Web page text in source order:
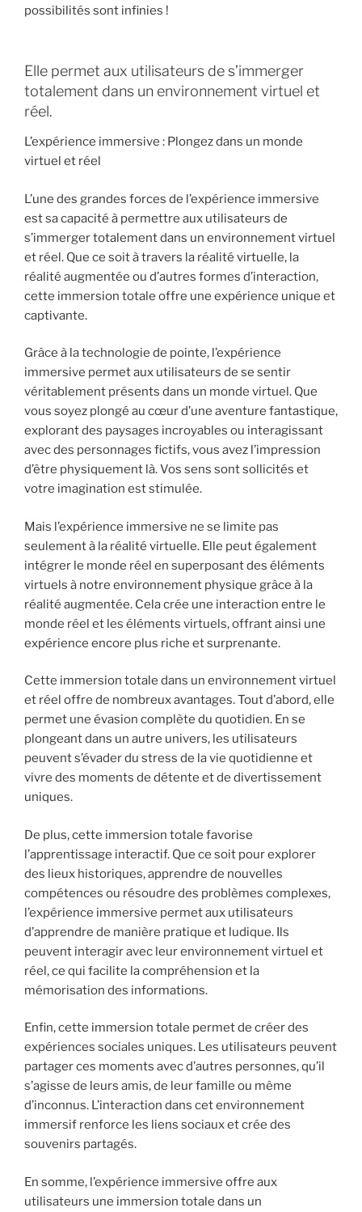
possibilités sont infinies !
Elle permet aux utilisateurs de s’immerger
totalement dans un environnement virtuel et
réel.
L’expérience immersive : Plongez dans un monde
virtuel et réel
L’une des grandes forces de l’expérience immersive
est sa capacité à permettre aux utilisateurs de
s’immerger totalement dans un environnement virtuel
et réel. Que ce soit à travers la réalité virtuelle, la
réalité augmentée ou d’autres formes d’interaction,
cette immersion totale offre une expérience unique et
captivante.
Grâce à la technologie de pointe, l’expérience
immersive permet aux utilisateurs de se sentir
véritablement présents dans un monde virtuel. Que
vous soyez plongé au cœur d’une aventure fantastique,
explorant des paysages incroyables ou interagissant
avec des personnages fictifs, vous avez l’impression
d’être physiquement là. Vos sens sont sollicités et
votre imagination est stimulée.
Mais l’expérience immersive ne se limite pas
seulement à la réalité virtuelle. Elle peut également
intégrer le monde réel en superposant des éléments
virtuels à notre environnement physique grâce à la
réalité augmentée. Cela crée une interaction entre le
monde réel et les éléments virtuels, offrant ainsi une
expérience encore plus riche et surprenante.
Cette immersion totale dans un environnement virtuel
et réel offre de nombreux avantages. Tout d’abord, elle
permet une évasion complète du quotidien. En se
plongeant dans un autre univers, les utilisateurs
peuvent s’évader du stress de la vie quotidienne et
vivre des moments de détente et de divertissement
uniques.
De plus, cette immersion totale favorise
l’apprentissage interactif. Que ce soit pour explorer
des lieux historiques, apprendre de nouvelles
compétences ou résoudre des problèmes complexes,
l’expérience immersive permet aux utilisateurs
d’apprendre de manière pratique et ludique. Ils
peuvent interagir avec leur environnement virtuel et
réel, ce qui facilite la compréhension et la
mémorisation des informations.
Enfin, cette immersion totale permet de créer des
expériences sociales uniques. Les utilisateurs peuvent
partager ces moments avec d’autres personnes, qu’il
s’agisse de leurs amis, de leur famille ou même
d’inconnus. L’interaction dans cet environnement
immersif renforce les liens sociaux et crée des
souvenirs partagés.
En somme, l’expérience immersive offre aux
utilisateurs une immersion totale dans un